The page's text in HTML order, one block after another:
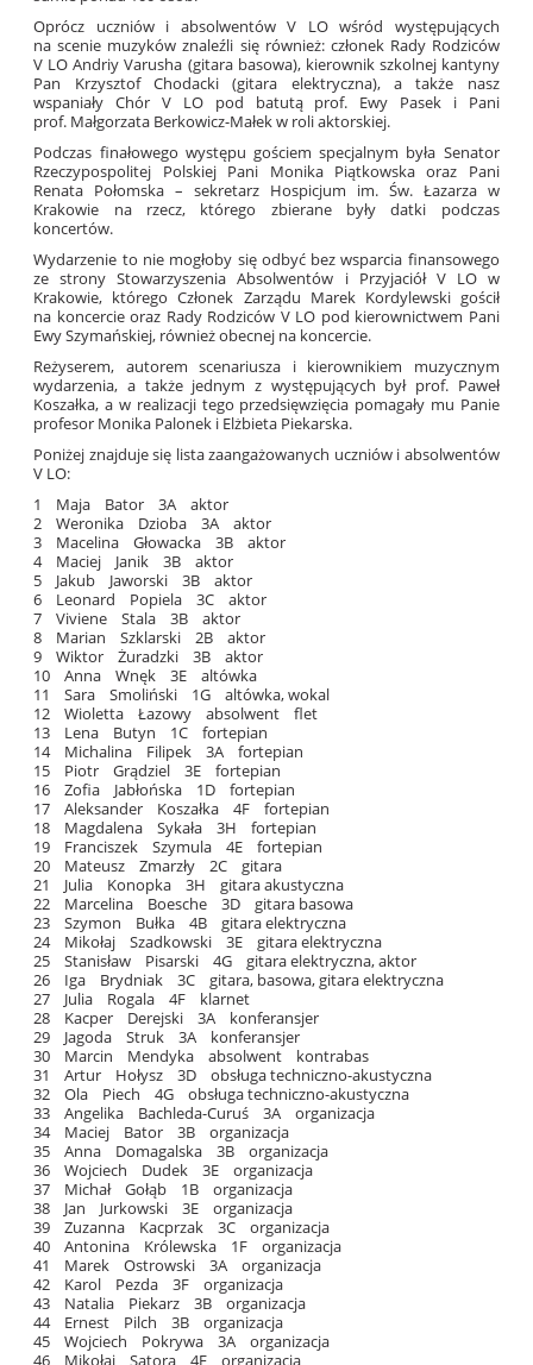
Oprócz uczniów i absolwentów V LO wśród występujących
na scenie muzyków znaleźli się również: członek Rady Rodziców
V LO Andriy Varusha (gitara basowa), kierownik szkolnej kantyny
Pan Krzysztof Chodacki (gitara elektryczna), a także nasz
wspaniały Chór V LO pod batutą prof. Ewy Pasek i Pani
prof. Małgorzata Berkowicz-Małek w roli aktorskiej.
Podczas finałowego występu gościem specjalnym była Senator
Rzeczypospolitej Polskiej Pani Monika Piątkowska oraz Pani
Renata Połomska – sekretarz Hospicjum im. Św. Łazarza w
Krakowie na rzecz, którego zbierane były datki podczas
koncertów.
Wydarzenie to nie mogłoby się odbyć bez wsparcia finansowego
ze strony Stowarzyszenia Absolwentów i Przyjaciół V LO w
Krakowie, którego Członek Zarządu Marek Kordylewski gościł
na koncercie oraz Rady Rodziców V LO pod kierownictwem Pani
Ewy Szymańskiej, również obecnej na koncercie.
Reżyserem, autorem scenariusza i kierownikiem muzycznym
wydarzenia, a także jednym z występujących był prof. Paweł
Koszałka, a w realizacji tego przedsięwzięcia pomagały mu Panie
profesor Monika Palonek i Elżbieta Piekarska.
Poniżej znajduje się lista zaangażowanych uczniów i absolwentów
V LO:
1 Maja Bator 3A aktor
2 Weronika Dzioba 3A aktor
3 Macelina Głowacka 3B aktor
4 Maciej Janik 3B aktor
5 Jakub Jaworski 3B aktor
6 Leonard Popiela 3C aktor
7 Viviene Stala 3B aktor
8 Marian Szklarski 2B aktor
9 Wiktor Żuradzki 3B aktor
10 Anna Wnęk 3E altówka
11 Sara Smoliński 1G altówka, wokal
12 Wioletta Łazowy absolwent flet
13 Lena Butyn 1C fortepian
14 Michalina Filipek 3A fortepian
15 Piotr Grądziel 3E fortepian
16 Zofia Jabłońska 1D fortepian
17 Aleksander Koszałka 4F fortepian
18 Magdalena Sykała 3H fortepian
19 Franciszek Szymula 4E fortepian
20 Mateusz Zmarzły 2C gitara
21 Julia Konopka 3H gitara akustyczna
22 Marcelina Boesche 3D gitara basowa
23 Szymon Bułka 4B gitara elektryczna
24 Mikołaj Szadkowski 3E gitara elektryczna
25 Stanisław Pisarski 4G gitara elektryczna, aktor
26 Iga Brydniak 3C gitara, basowa, gitara elektryczna
27 Julia Rogala 4F klarnet
28 Kacper Derejski 3A konferansjer
29 Jagoda Struk 3A konferansjer
30 Marcin Mendyka absolwent kontrabas
31 Artur Hołysz 3D obsługa techniczno-akustyczna
32 Ola Piech 4G obsługa techniczno-akustyczna
33 Angelika Bachleda-Curuś 3A organizacja
34 Maciej Bator 3B organizacja
35 Anna Domagalska 3B organizacja
36 Wojciech Dudek 3E organizacja
37 Michał Gołąb 1B organizacja
38 Jan Jurkowski 3E organizacja
39 Zuzanna Kacprzak 3C organizacja
40 Antonina Królewska 1F organizacja
41 Marek Ostrowski 3A organizacja
42 Karol Pezda 3F organizacja
43 Natalia Piekarz 3B organizacja
44 Ernest Pilch 3B organizacja
45 Wojciech Pokrywa 3A organizacja
46 Mikołaj Satora 4E organizacja